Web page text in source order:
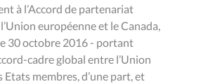
à l’Accord de partenariat
européenne et le Canada,
30 octobre 2016 - portant
cadre global entre l’Union
Etats membres, d’une part, et